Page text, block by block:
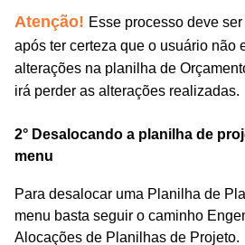
Atenção! Esse processo deve
após ter certeza que o usuário não
alterações na planilha de
irá perder as alterações realizadas.
2° Desalocando a planilha de
menu
Para desalocar uma Planilha de
menu basta seguir o caminho
Alocações de Planilhas de Projeto.